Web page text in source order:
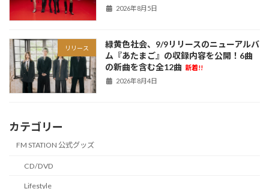
2026年8月5日
リリース
緑黄色社会、9/9リリースのニューアルバ
ム『あたまご』の収録内容を公開！6曲
の新曲を含む全12曲 新着!!
2026年8月4日
カテゴリー
FM STATION 公式グッズ
CD/DVD
Lifestyle